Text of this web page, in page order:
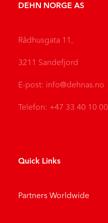
DEHN NORGE AS
Rådhusgata 11,
3211 Sandefjord
E-post: info@dehnas.no
Telefon: +47 33 40 10 00
Quick Links
Partners Worldwide